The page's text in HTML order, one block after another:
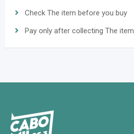
Check The item before you buy
Pay only after collecting The item